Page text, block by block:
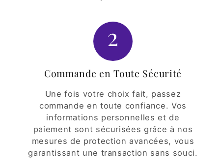
2
Commande en Toute Sécurité
Une fois votre choix fait, passez
commande en toute confiance. Vos
informations personnelles et de
paiement sont sécurisées grâce à nos
mesures de protection avancées, vous
garantissant une transaction sans souci.